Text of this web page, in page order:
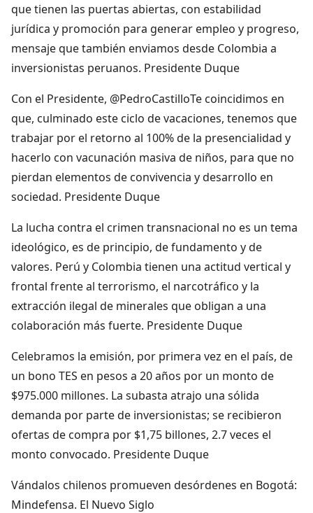
que tienen las puertas abiertas, con estabilidad
jurídica y promoción para generar empleo y progreso,
mensaje que también enviamos desde Colombia a
inversionistas peruanos. Presidente Duque
Con el Presidente, @PedroCastilloTe coincidimos en
que, culminado este ciclo de vacaciones, tenemos que
trabajar por el retorno al 100% de la presencialidad y
hacerlo con vacunación masiva de niños, para que no
pierdan elementos de convivencia y desarrollo en
sociedad. Presidente Duque
La lucha contra el crimen transnacional no es un tema
ideológico, es de principio, de fundamento y de
valores. Perú y Colombia tienen una actitud vertical y
frontal frente al terrorismo, el narcotráfico y la
extracción ilegal de minerales que obligan a una
colaboración más fuerte. Presidente Duque
Celebramos la emisión, por primera vez en el país, de
un bono TES en pesos a 20 años por un monto de
$975.000 millones. La subasta atrajo una sólida
demanda por parte de inversionistas; se recibieron
ofertas de compra por $1,75 billones, 2.7 veces el
monto convocado. Presidente Duque
Vándalos chilenos promueven desórdenes en Bogotá:
Mindefensa. El Nuevo Siglo